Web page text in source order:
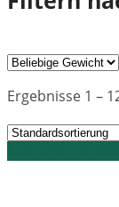
Ergebnisse 1 –